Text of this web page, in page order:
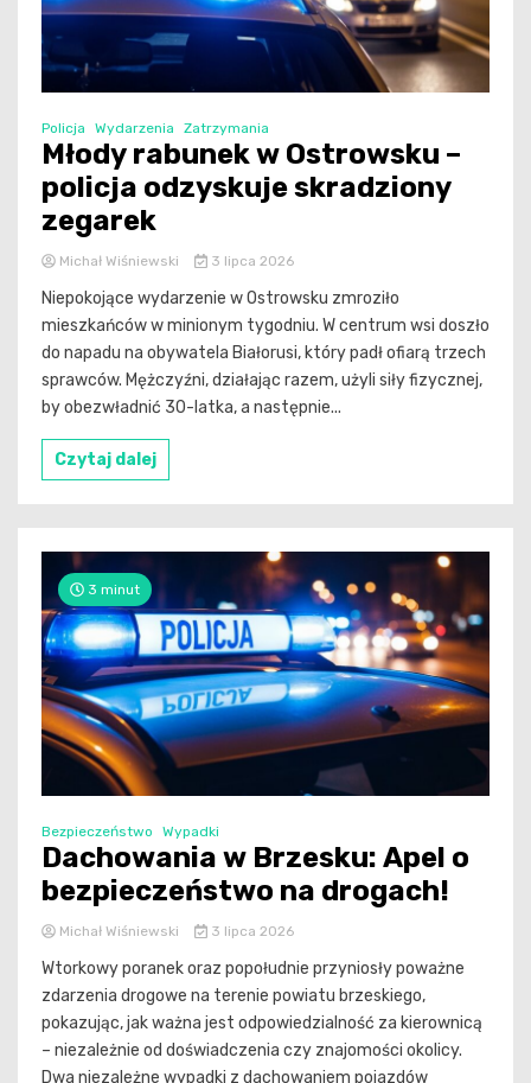
Policja Wydarzenia Zatrzymania
Młody rabunek w Ostrowsku –
policja odzyskuje skradziony
zegarek
Michał Wiśniewski 3 lipca 2026
Niepokojące wydarzenie w Ostrowsku zmroziło
mieszkańców w minionym tygodniu. W centrum wsi doszło
do napadu na obywatela Białorusi, który padł ofiarą trzech
sprawców. Mężczyźni, działając razem, użyli siły fizycznej,
by obezwładnić 30-latka, a następnie...
Czytaj dalej
3 minut
Bezpieczeństwo Wypadki
Dachowania w Brzesku: Apel o
bezpieczeństwo na drogach!
Michał Wiśniewski 3 lipca 2026
Wtorkowy poranek oraz popołudnie przyniosły poważne
zdarzenia drogowe na terenie powiatu brzeskiego,
pokazując, jak ważna jest odpowiedzialność za kierownicą
– niezależnie od doświadczenia czy znajomości okolicy.
Dwa niezależne wypadki z dachowaniem pojazdów